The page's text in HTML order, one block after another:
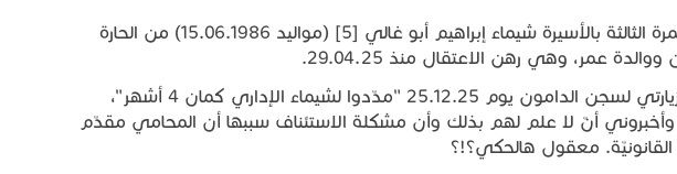
بعد لقائي بنادين التقيت للمرة الثالثة بالأسيرة شيماء إبراهيم أبو غالي [5] (مواليد 15.06.1986) من الحارة
عمر، وهي رهن الاعتقال منذ 29.04.25.
صُدمت حين أخبرتني آلاء بزيارتي لسجن الدامون يوم 25.12.25 "مدّدوا لشيماء الإداري كمان 4 أشهر"،
أنّ لا علم لهم بذلك وأن مشكلة الاستئناف سببها أن المحامي مقدّم
القانونيّة. معقول هالحكي؟!؟